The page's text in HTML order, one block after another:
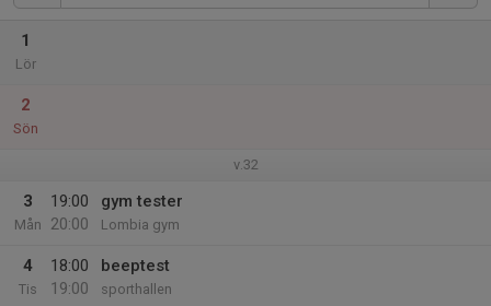
1
Lör
2
Sön
v.32
3
Mån
19:00
20:00
gym tester
Lombia gym
4
Tis
18:00
19:00
beeptest
sporthallen